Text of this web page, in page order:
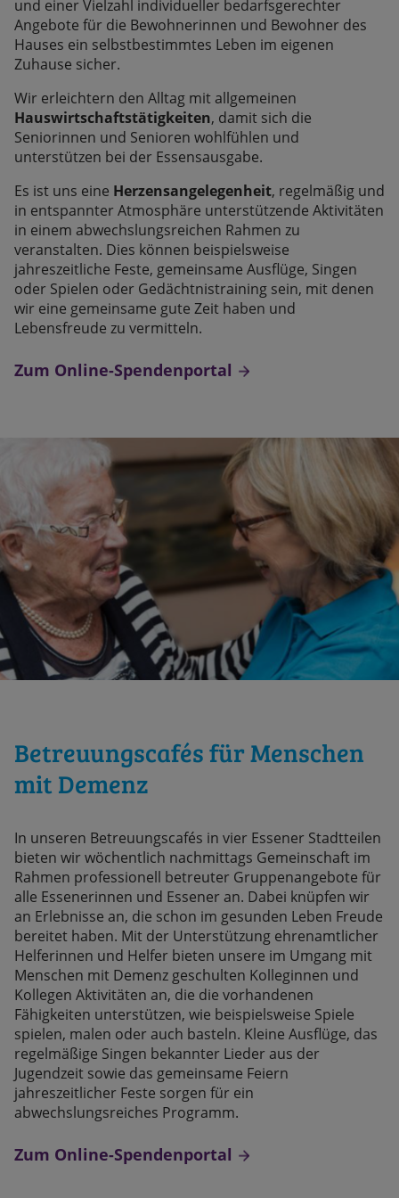
und einer Vielzahl individueller bedarfsgerechter
Angebote für die Bewohnerinnen und Bewohner des
Hauses ein selbstbestimmtes Leben im eigenen
Zuhause sicher.
Wir erleichtern den Alltag mit allgemeinen
Hauswirtschaftstätigkeiten, damit sich die
Seniorinnen und Senioren wohlfühlen und
unterstützen bei der Essensausgabe.
Es ist uns eine Herzensangelegenheit, regelmäßig und
in entspannter Atmosphäre unterstützende Aktivitäten
in einem abwechslungsreichen Rahmen zu
veranstalten. Dies können beispielsweise
jahreszeitliche Feste, gemeinsame Ausflüge, Singen
oder Spielen oder Gedächtnistraining sein, mit denen
wir eine gemeinsame gute Zeit haben und
Lebensfreude zu vermitteln.
Zum Online-Spendenportal
Betreuungscafés für Menschen
mit Demenz
In unseren Betreuungscafés in vier Essener Stadtteilen
bieten wir wöchentlich nachmittags Gemeinschaft im
Rahmen professionell betreuter Gruppenangebote für
alle Essenerinnen und Essener an. Dabei knüpfen wir
an Erlebnisse an, die schon im gesunden Leben Freude
bereitet haben. Mit der Unterstützung ehrenamtlicher
Helferinnen und Helfer bieten unsere im Umgang mit
Menschen mit Demenz geschulten Kolleginnen und
Kollegen Aktivitäten an, die die vorhandenen
Fähigkeiten unterstützen, wie beispielsweise Spiele
spielen, malen oder auch basteln. Kleine Ausflüge, das
regelmäßige Singen bekannter Lieder aus der
Jugendzeit sowie das gemeinsame Feiern
jahreszeitlicher Feste sorgen für ein
abwechslungsreiches Programm.
Zum Online-Spendenportal